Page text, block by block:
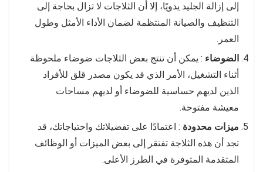
إلى إزالة الجليد يدويًا، إلا أن الثلاجات لا تزال بحاجة إلى
التنظيف والصيانة المنتظمة لضمان الأداء الأمثل وطول
العمر.
الضوضاء : يمكن أن تنتج بعض الثلاجات ضوضاء ملحوظة
أثناء التشغيل، الأمر الذي قد يكون مصدر قلق للأفراد
الذين لديهم حساسية للضوضاء أو لديهم مساحات
معيشة مفتوحة.
ميزات محدودة : اعتمادًا على تفضيلاتك واحتياجاتك، قد
تجد أن هذه الثلاجة تفتقر إلى بعض الميزات أو الوظائف
المتقدمة المتوفرة في الطرز الأعلى.